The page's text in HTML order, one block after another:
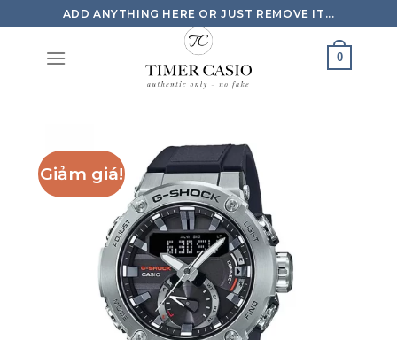
to
content
ADD ANYTHING HERE OR JUST REMOVE IT...
0
Giảm giá!